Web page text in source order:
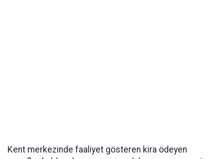
Kent merkezinde faaliyet gösteren kira ödeyen